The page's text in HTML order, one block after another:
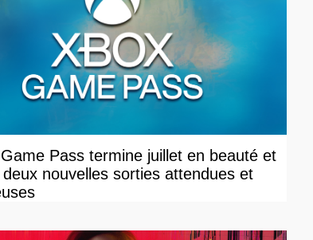
Pass termine juillet en beauté et
nouvelles sorties attendues et